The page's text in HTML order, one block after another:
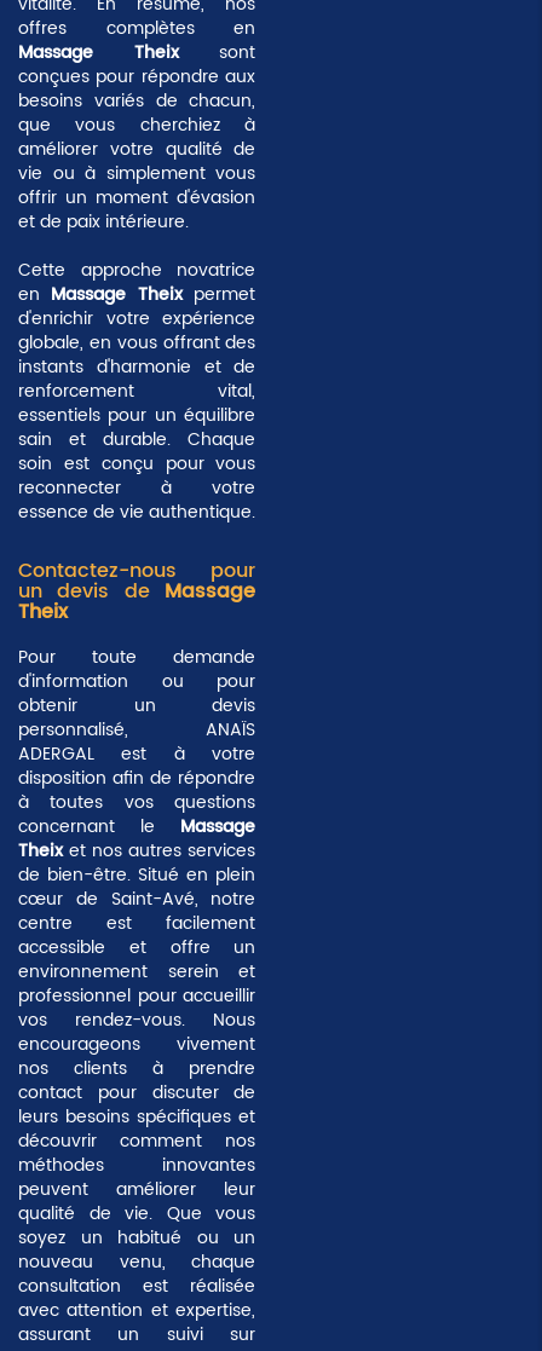
offres complètes en
Massage Theixsont
conçues pour répondre aux
besoins variés de chacun,
que vous cherchiez à
améliorer votre qualité de
vie ou à simplement vous
offrir un moment d'évasion
et de paix intérieure.
Cette approche novatrice
en Massage Theixpermet
d'enrichir votre expérience
globale, en vous offrant des
instants d'harmonie et de
renforcement vital,
essentiels pour un équilibre
sain et durable. Chaque
soin est conçu pour vous
reconnecter à votre
essence de vie authentique.
Contactez-nous pour
un devis de Massage
Theix
Pour toute demande
d'information ou pour
obtenir un devis
personnalisé, ANAÏS
ADERGAL est à votre
disposition afin de répondre
à toutes vos questions
concernant le Massage
Theixet nos autres services
de bien-être. Situé en plein
cœur de Saint-Avé, notre
centre est facilement
accessible et offre un
environnement serein et
professionnel pour accueillir
vos rendez-vous. Nous
encourageons vivement
nos clients à prendre
contact pour discuter de
leurs besoins spécifiques et
découvrir comment nos
méthodes innovantes
peuvent améliorer leur
qualité de vie. Que vous
soyez un habitué ou un
nouveau venu, chaque
consultation est réalisée
avec attention et expertise,
assurant un suivi sur